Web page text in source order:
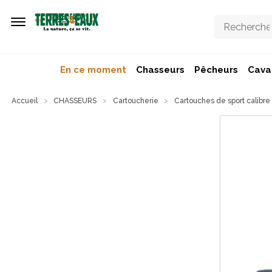
En ce moment Chasseurs Pêcheurs
Accueil CHASSEURS Cartoucherie Cartouches de sport calibre